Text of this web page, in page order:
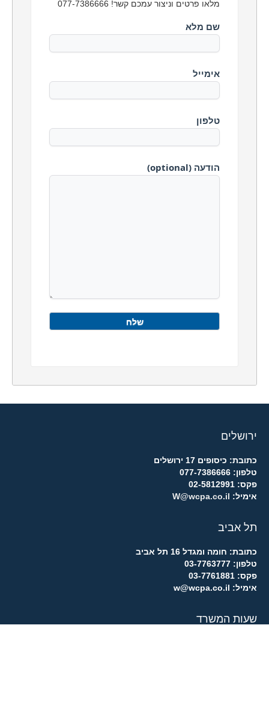
מלאו פרטים וניצור עמכם קשר! 077-7386666
שם מלא
אימייל
טלפון
הודעה (optional)
ירושלים
כתובת: כיסופים 17 ירושלים
טלפון: 077-7386666
פקס: 02-5812991
אימיל: W@wcpa.co.il
תל אביב
כתובת: חומה ומגדל 16 תל אביב
טלפון: 03-7763777
פקס: 03-7761881
אימיל: w@wcpa.co.il
שעות המשרד